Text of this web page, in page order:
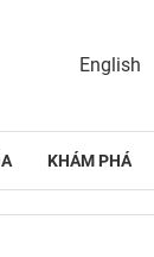
English
KHÁM PHÁ